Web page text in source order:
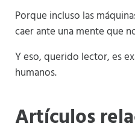
Porque incluso las
caer ante una mente que
Y eso, querido lector, es
humanos.
Artículos